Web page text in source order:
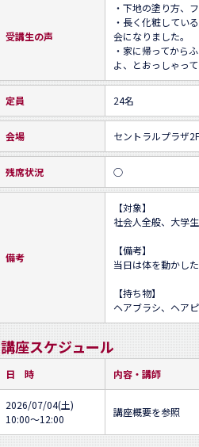
受講生の声
・下地の塗り方、
・長く化粧してい
会になりました。
・家に帰ってから
よ、とおっしゃっ
定員 24名
会場 セントラルプラザ2F
残席状況 ○
備考
【対象】
社会人全般、大学生
【備考】
当日は体を動かし
【持ち物】
ヘアブラシ、ヘア
講座スケジュール
日 時 内容・講師
2026/07/04(土)
10:00～12:00
講座概要を参照